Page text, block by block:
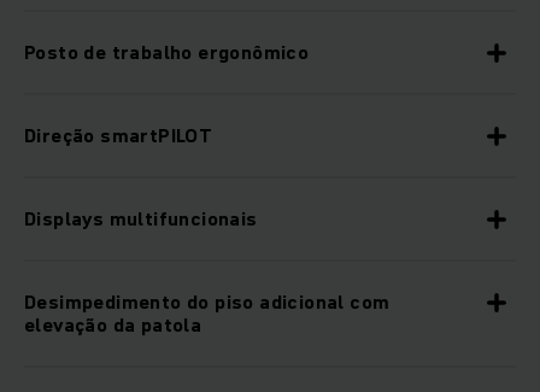
Posto de trabalho ergonômico
Direção smartPILOT
Displays multifuncionais
Desimpedimento do piso adicional com
elevação da patola